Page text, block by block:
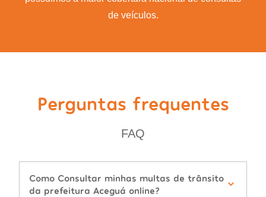
de veículos.
Perguntas frequentes
FAQ
Como Consultar minhas multas de trânsito
da prefeitura Aceguá online?